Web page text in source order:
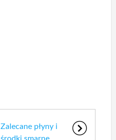
Zalecane płyny i